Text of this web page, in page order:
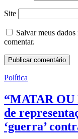
Site
Salvar meus
comentar.
Política
“MATAR OU
de
‘guerra’